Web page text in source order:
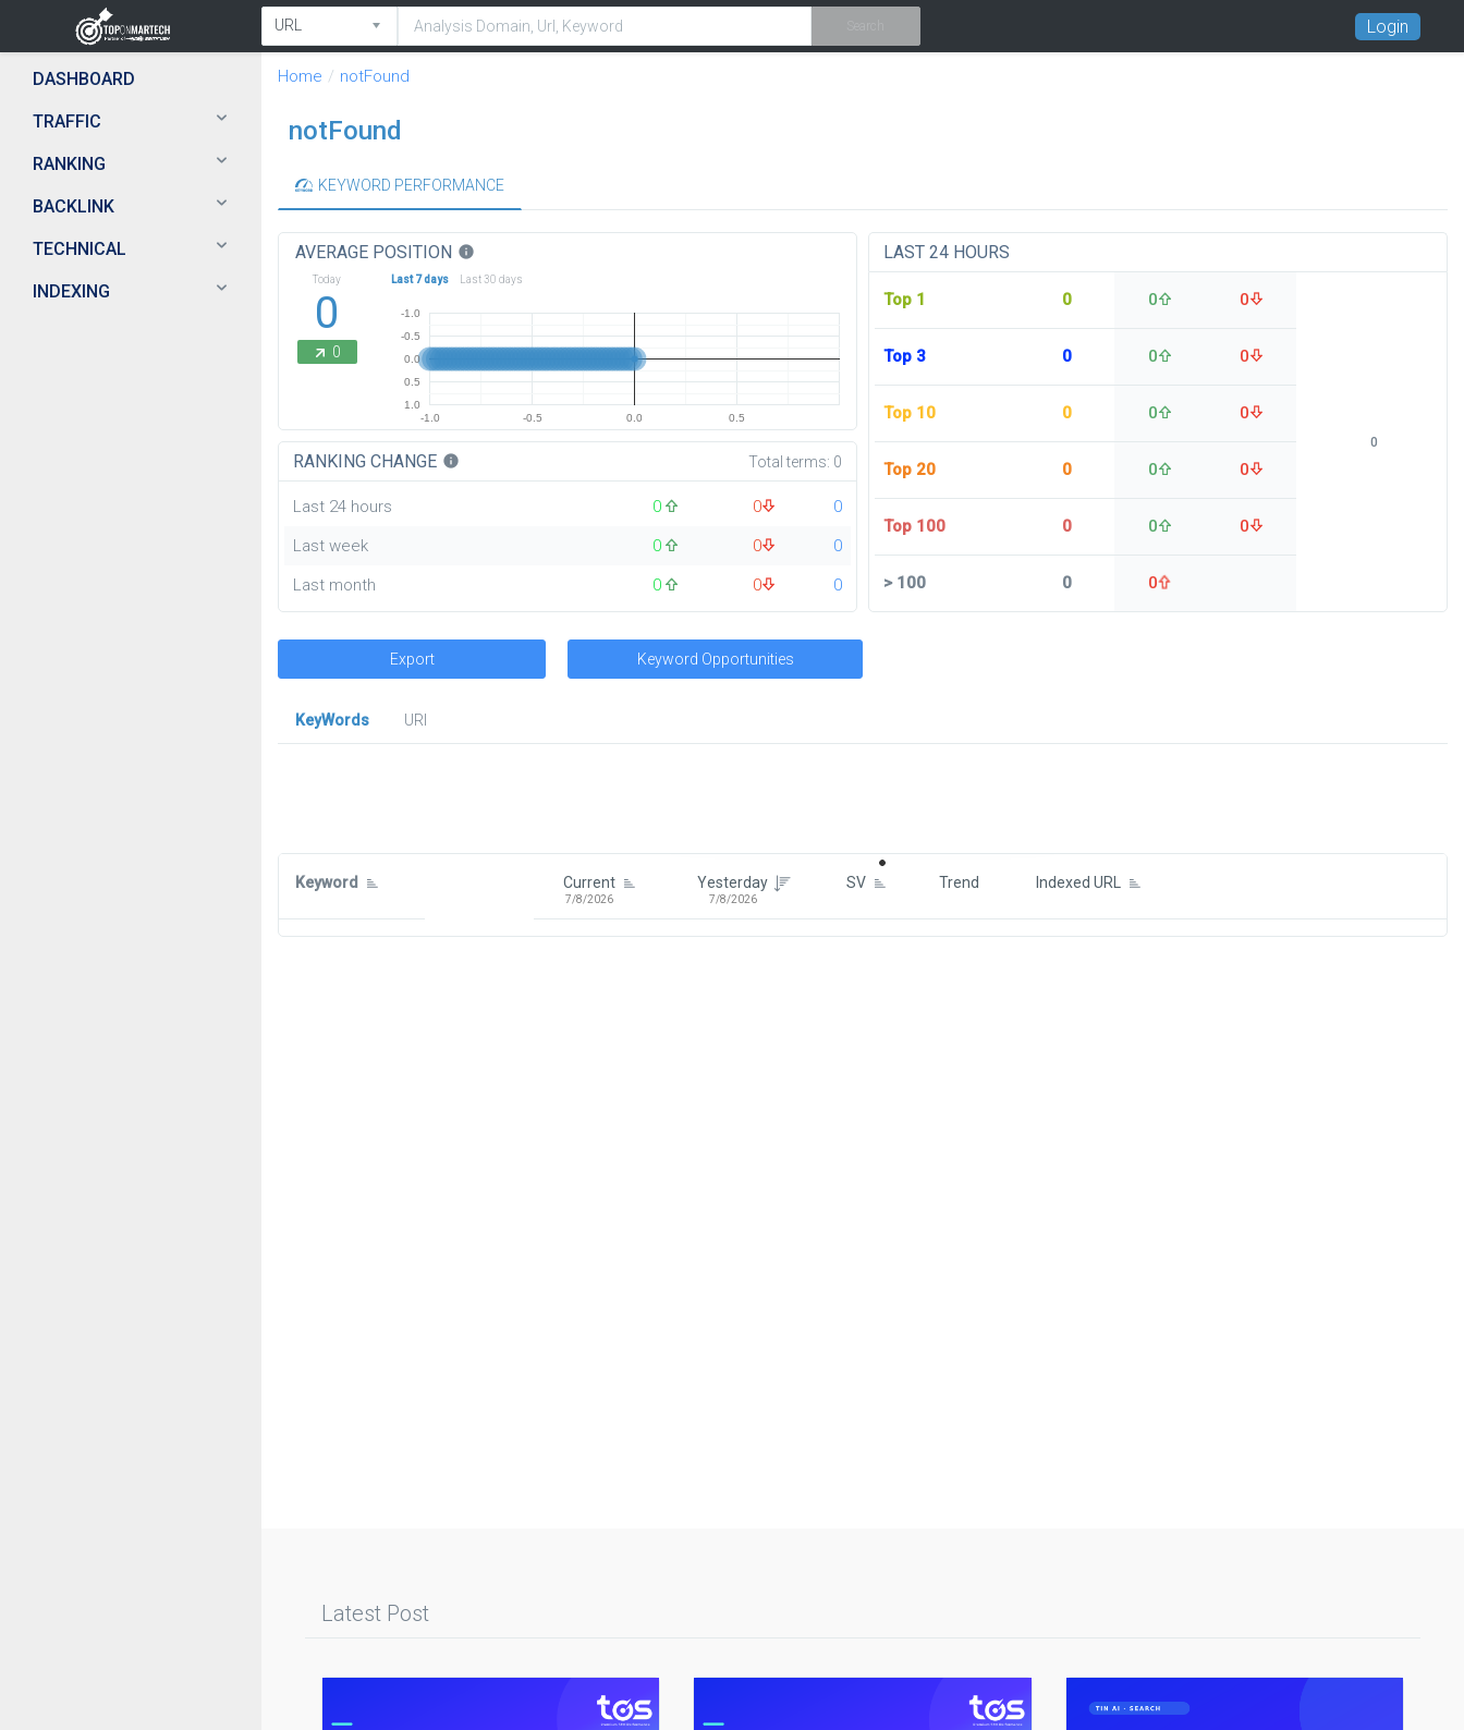
Login
DASHBOARD
TRAFFIC
RANKING
BACKLINK
TECHNICAL
INDEXING
Home notFound
notFound
KEYWORD PERFORMANCE
AVERAGE POSITION info
Today
0
0
Last 7 days Last 30 days
-1.0 -0.5 0.0 0.5
-1.0
-0.5
0.0
0.5
1.0
RANKING CHANGE info Total terms: 0
Last 24 hours 0 0
0
Last week
0 0
0
Last month
0 0 0
LAST 24 HOURS
Top 1 0 0 0
Top 3 0 0 0
Top 10 0 0 0
Top 20 0 0 0
Top 100 0 0 0
>100 0 0
0
Export Keyword Opportunities
KeyWords
URl
Keyword Current
7/8/2026
Yesterday
7/8/2026
SV Trend Indexed URL
Latest Post